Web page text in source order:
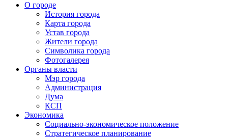
О городе
История города
Карта города
Устав города
Жители города
Символика города
Фотогалерея
Органы власти
Мэр города
Администрация
Дума
КСП
Экономика
Социально-экономическое положение
Стратегическое планирование